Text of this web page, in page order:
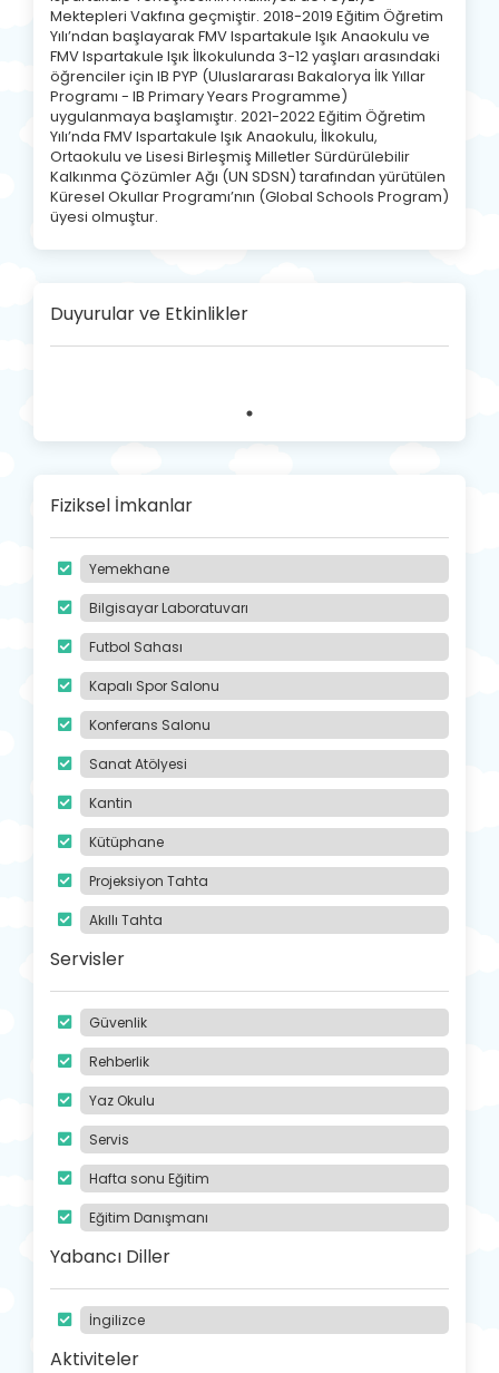
Mektepleri Vakfına geçmiştir. 2018-2019 Eğitim Öğretim
Yılı’ndan başlayarak FMV Ispartakule Işık Anaokulu ve
FMV Ispartakule Işık İlkokulunda 3-12 yaşları arasındaki
öğrenciler için IB PYP (Uluslararası Bakalorya İlk Yıllar
Programı - IB Primary Years Programme)
uygulanmaya başlamıştır. 2021-2022 Eğitim Öğretim
Yılı’nda FMV Ispartakule Işık Anaokulu, İlkokulu,
Ortaokulu ve Lisesi Birleşmiş Milletler Sürdürülebilir
Kalkınma Çözümler Ağı (UN SDSN) tarafından yürütülen
Küresel Okullar Programı’nın (Global Schools Program)
üyesi olmuştur.
Duyurular ve Etkinlikler
Fiziksel İmkanlar
Yemekhane
Bilgisayar Laboratuvarı
Futbol Sahası
Kapalı Spor Salonu
Konferans Salonu
Sanat Atölyesi
Kantin
Kütüphane
Projeksiyon Tahta
Akıllı Tahta
Servisler
Güvenlik
Rehberlik
Yaz Okulu
Servis
Hafta sonu Eğitim
Eğitim Danışmanı
Yabancı Diller
İngilizce
Aktiviteler